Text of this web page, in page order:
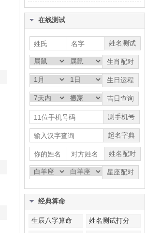
在线测试
经典算命
生辰八字算命 姓名测试打分